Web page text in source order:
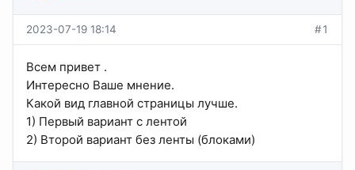
2023-07-19 18:14 #1
Всем привет .
Интересно Ваше мнение.
Какой вид главной страницы лучше.
1) Первый вариант с лентой
2) Второй вариант без ленты (блоками)